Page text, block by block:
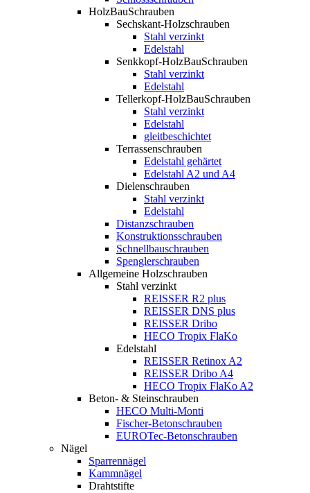
HolzBauSchrauben
Sechskant-Holzschrauben
Stahl verzinkt
Edelstahl
Senkkopf-HolzBauSchrauben
Stahl verzinkt
Edelstahl
Tellerkopf-HolzBauSchrauben
Stahl verzinkt
Edelstahl
gleitbeschichtet
Terrassenschrauben
Edelstahl gehärtet
Edelstahl A2 und A4
Dielenschrauben
Stahl verzinkt
Edelstahl
Distanzschrauben
Konstruktionsschrauben
Schnellbauschrauben
Spenglerschrauben
Allgemeine Holzschrauben
Stahl verzinkt
REISSER R2 plus
REISSER DNS plus
REISSER Dribo
HECO Tropix FlaKo
Edelstahl
REISSER Retinox A2
REISSER Dribo A4
HECO Tropix FlaKo A2
Beton- & Steinschrauben
HECO Multi-Monti
Fischer-Betonschrauben
EUROTec-Betonschrauben
Nägel
Sparrennägel
Kammnägel
Drahtstifte